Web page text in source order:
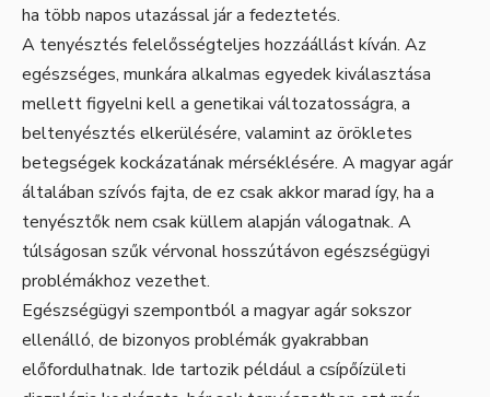
ha több napos utazással jár a fedeztetés.
A tenyésztés felelősségteljes hozzáállást kíván. Az
egészséges, munkára alkalmas egyedek kiválasztása
mellett figyelni kell a genetikai változatosságra, a
beltenyésztés elkerülésére, valamint az örökletes
betegségek kockázatának mérséklésére. A magyar agár
általában szívós fajta, de ez csak akkor marad így, ha a
tenyésztők nem csak küllem alapján válogatnak. A
túlságosan szűk vérvonal hosszútávon egészségügyi
problémákhoz vezethet.
Egészségügyi szempontból a magyar agár sokszor
ellenálló, de bizonyos problémák gyakrabban
előfordulhatnak. Ide tartozik például a csípőízületi